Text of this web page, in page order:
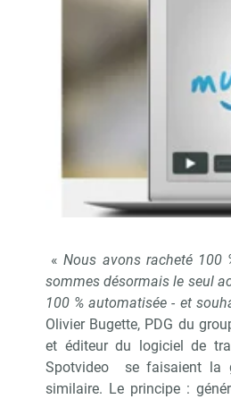
«Nous avons racheté 100
sommes désormais le seul
100 % automatisée - et
Olivier Bugette, PDG du
et éditeur du logiciel de
Spotvideo se faisaient la
similaire. Le principe :